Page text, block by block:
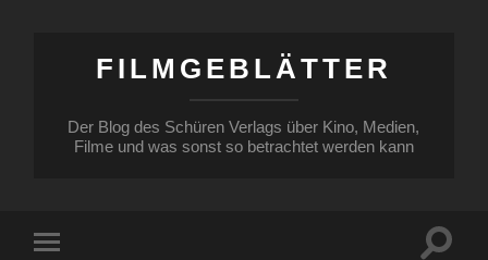
FILMGEBLÄTTER
Der Blog des Schüren Verlags über Kino, Medien,
Filme und was sonst so betrachtet werden kann